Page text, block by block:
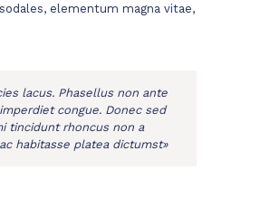
elementum magna vitae,
lacus. Phasellus non ante
congue. Donec sed
tincidunt rhoncus non a
habitasse platea dictumst»